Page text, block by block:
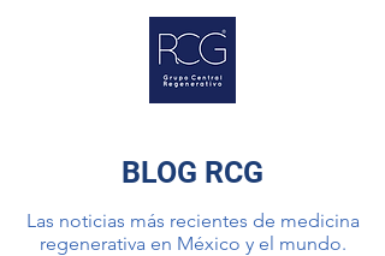
BLOG RCG
Las noticias más recientes de medicina
regenerativa en México y el mundo.